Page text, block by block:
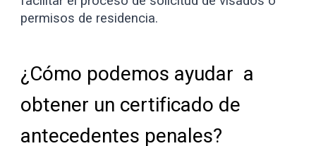
permisos de residencia.
¿Cómo podemos ayudar a
obtener un certificado de
antecedentes penales?